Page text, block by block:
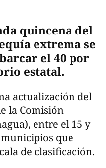
quincena del
extrema se
el 40 por
estatal.
actualización del
la Comisión
entre el 15 y
que
de clasificación.